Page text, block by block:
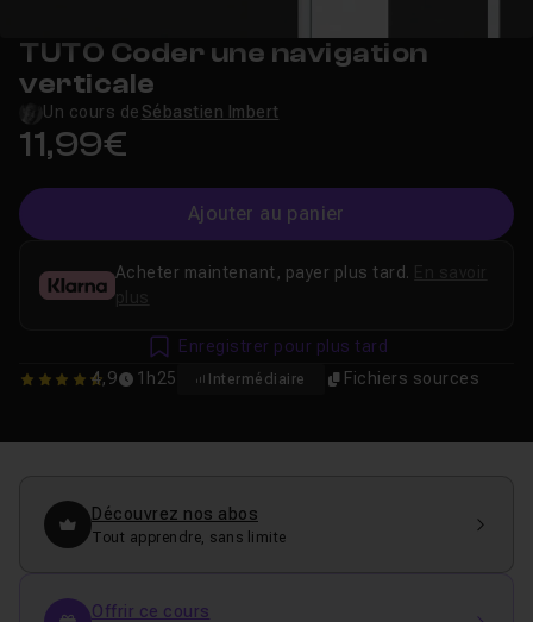
TUTO Coder une navigation
verticale
Un cours de Sébastien Imbert
11,99€
Ajouter au panier
4.9333333333333
4,9 1h25 Intermédiaire Fichiers sources
Acheter maintenant, payer plus tard.
plus
Enregistrer pour plus tard
Découvrez nos abos
Tout apprendre, sans limite
Offrir ce cours